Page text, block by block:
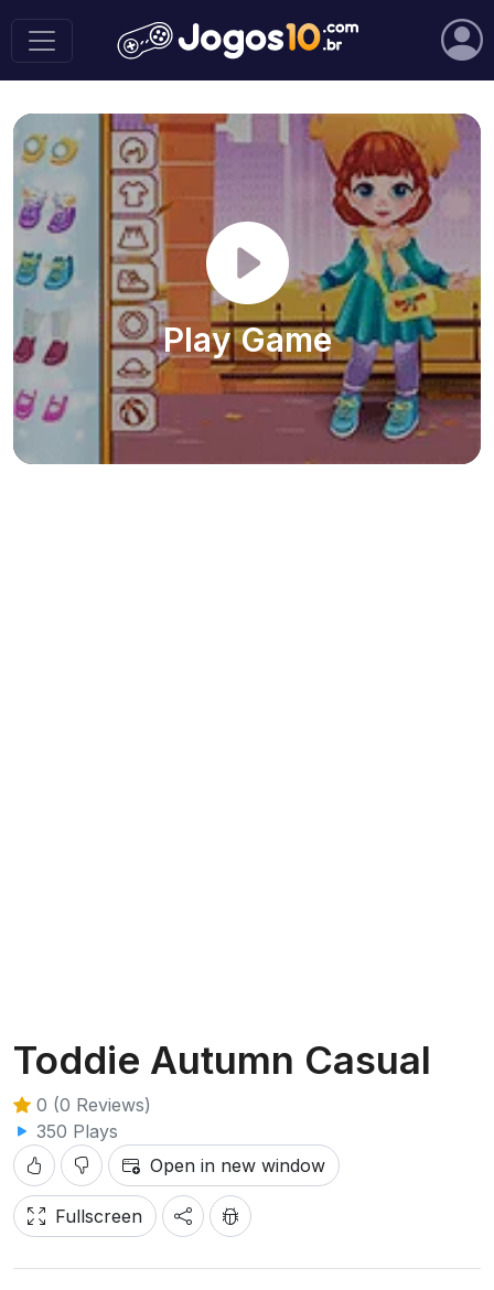
Play Game
Toddie Autumn Casual
0 (0 Reviews)
350 Plays
Open in new window
Fullscreen